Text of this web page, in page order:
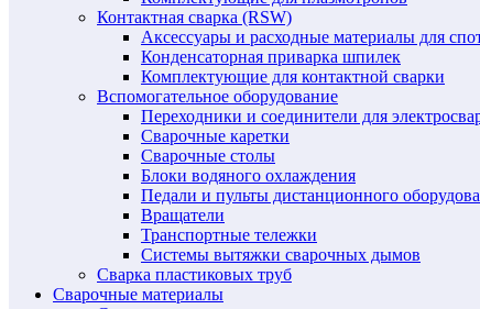
Контактная сварка (RSW)
Аксессуары и расходные материалы для
Конденсаторная приварка шпилек
Комплектующие для контактной сварки
Вспомогательное оборудование
Переходники и соединители для
Сварочные каретки
Сварочные столы
Блоки водяного охлаждения
Педали и пульты дистанционного
Вращатели
Транспортные тележки
Системы вытяжки сварочных дымов
Сварка пластиковых труб
Сварочные материалы